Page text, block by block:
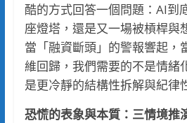
酷的方式回答一個問題：AI到
座燈塔，還是又一場被槓桿與
當「融資斷頭」的警報響起，
維回歸，我們需要的不是情緒
是更冷靜的結構性拆解與紀律
恐慌的表象與本質：三情境推